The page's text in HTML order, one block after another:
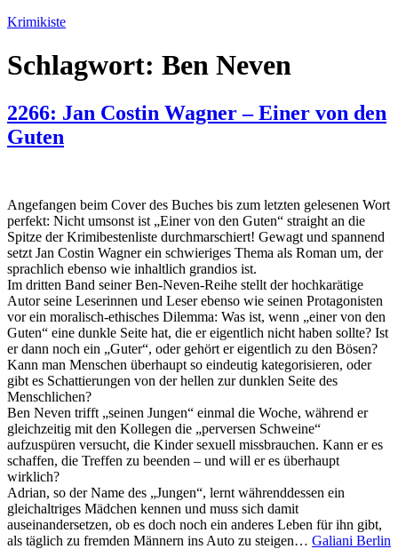
Zum
springen
Krimikiste
Schlagwort: Ben Neven
2266: Jan Costin Wagner – Einer von den
Guten
Angefangen beim Cover des Buches bis zum letzten gelesenen Wort
perfekt: Nicht umsonst ist „Einer von den Guten“ straight an die
Spitze der Krimibestenliste durchmarschiert! Gewagt und spannend
setzt Jan Costin Wagner ein schwieriges Thema als Roman um, der
sprachlich ebenso wie inhaltlich grandios ist.
Im dritten Band seiner Ben-Neven-Reihe stellt der hochkarätige
Autor seine Leserinnen und Leser ebenso wie seinen Protagonisten
vor ein moralisch-ethisches Dilemma: Was ist, wenn „einer von den
Guten“ eine dunkle Seite hat, die er eigentlich nicht haben sollte? Ist
er dann noch ein „Guter“, oder gehört er eigentlich zu den Bösen?
Kann man Menschen überhaupt so eindeutig kategorisieren, oder
gibt es Schattierungen von der hellen zur dunklen Seite des
Menschlichen?
Ben Neven trifft „seinen Jungen“ einmal die Woche, während er
gleichzeitig mit den Kollegen die „perversen Schweine“
aufzuspüren versucht, die Kinder sexuell missbrauchen. Kann er es
schaffen, die Treffen zu beenden – und will er es überhaupt
wirklich?
Adrian, so der Name des „Jungen“, lernt währenddessen ein
gleichaltriges Mädchen kennen und muss sich damit
auseinandersetzen, ob es doch noch ein anderes Leben für ihn gibt,
als täglich zu fremden Männern ins Auto zu steigen… Galiani Berlin